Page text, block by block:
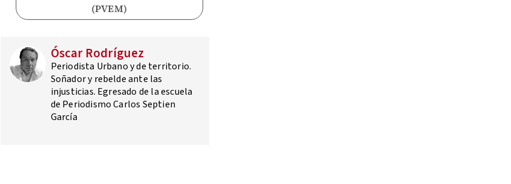
(PVEM)
Óscar Rodríguez
Periodista Urbano y de territorio.
Soñador y rebelde ante las
injusticias. Egresado de la escuela
de Periodismo Carlos Septien
García